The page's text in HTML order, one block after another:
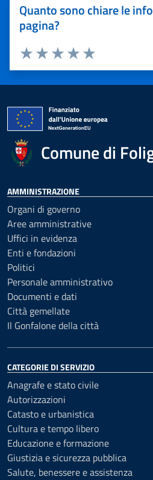
Quanto sono chiare le
pagina?
Valuta 5 stelle
Valuta 4 stelle su 5
Valuta 3 stelle su 5
Valuta 2 stelle su 5
Valuta 1 stelle su 5
Comune di
AMMINISTRAZIONE
Organi di governo
Aree amministrative
Uffici in evidenza
Enti e fondazioni
Politici
Personale amministrativo
Documenti e dati
Città gemellate
Il Gonfalone della città
CATEGORIE DI SERVIZIO
Anagrafe e stato civile
Autorizzazioni
Catasto e urbanistica
Cultura e tempo libero
Educazione e formazione
Giustizia e sicurezza pubblica
Salute, benessere e assistenza